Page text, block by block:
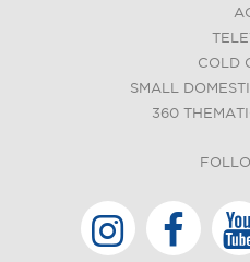
COLD
SMALL
360